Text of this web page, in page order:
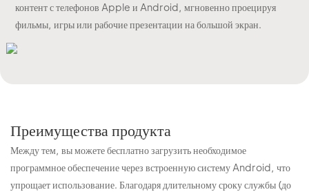
контент с телефонов Apple и Android, мгновенно проецируя
фильмы, игры или рабочие презентации на большой экран.
Преимущества продукта
Между тем, вы можете бесплатно загрузить необходимое
программное обеспечение через встроенную систему Android, что
упрощает использование. Благодаря длительному сроку службы (до